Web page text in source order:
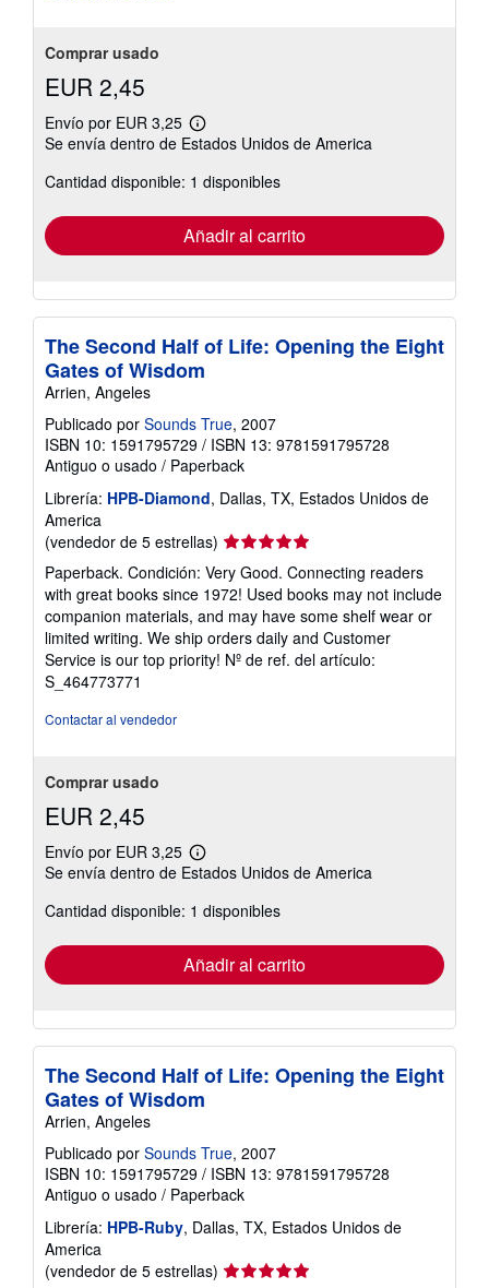
Comprar usado
EUR 2,45
Envío por EUR 3,25
Más
información
las
tarifas
envío
Se envía dentro de Estados Unidos de America
Cantidad disponible: 1 disponibles
Añadir al carrito
The Second Half of Life: Opening the Eight
Gates of Wisdom
Arrien, Angeles
Publicado por Sounds True, 2007
ISBN 10: 1591795729 / ISBN 13: 9781591795728
Antiguo o usado / Paperback
Librería: HPB-Diamond, Dallas, TX, Estados Unidos de
America
(vendedor de 5 estrellas) Calificación
vendedor:
5
de
5
estrellas
Paperback. Condición: Very Good. Connecting readers
with great books since 1972! Used books may not include
companion materials, and may have some shelf wear or
limited writing. We ship orders daily and Customer
Service is our top priority! Nº de ref. del artículo:
S_464773771
Contactar al vendedor
Comprar usado
EUR 2,45
Envío por EUR 3,25
Más
información
las
tarifas
envío
Se envía dentro de Estados Unidos de America
Cantidad disponible: 1 disponibles
Añadir al carrito
The Second Half of Life: Opening the Eight
Gates of Wisdom
Arrien, Angeles
Publicado por Sounds True, 2007
ISBN 10: 1591795729 / ISBN 13: 9781591795728
Antiguo o usado / Paperback
Librería: HPB-Ruby, Dallas, TX, Estados Unidos de
America
(vendedor de 5 estrellas) Calificación